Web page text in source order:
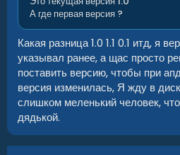
А где первая версия ?
Какая разница 1.0 1.1 0.1 итд, я
указывал ранее, а щас просто
поставить версию, чтобы при
версия изменилась, Я жду в
слишком меленький человек,
дядькой.